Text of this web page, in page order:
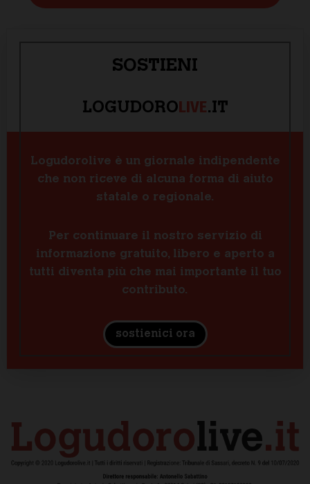
SOSTIENI
LOGUDOROLIVE.IT
Logudorolive è un giornale indipendente
che non riceve di alcuna forma di aiuto
statale o regionale.
Per continuare il nostro servizio di
informazione gratuito, libero e aperto a
tutti diventa più che mai importante il tuo
contributo.
sostienici ora